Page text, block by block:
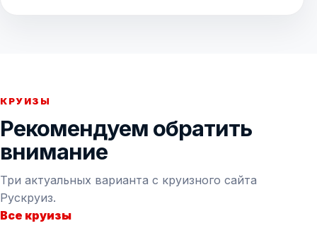
КРУИЗЫ
Рекомендуем обратить
внимание
Три актуальных варианта с круизного сайта
Рускруиз.
Все круизы